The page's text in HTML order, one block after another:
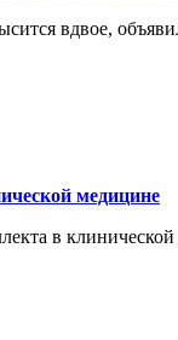
вдвое,
медицине
в